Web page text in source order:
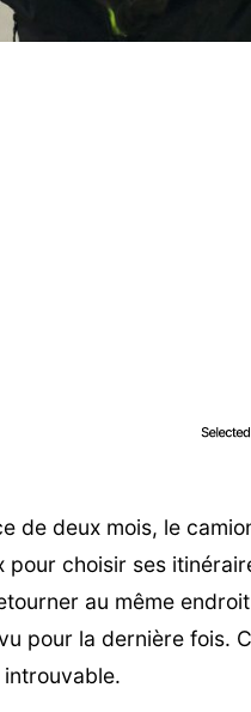
de deux mois, le
pour choisir ses
au même
pour la dernière fois.